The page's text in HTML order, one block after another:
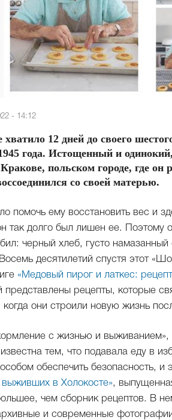
- 14:12
12 дней до своего
года. Истощенный и
польском городе, где он
со своей матерью.
помочь ему восстановить вес и
так долго был лишен ее. Поэтому
черный хлеб, густо
десятилетий спустя этот
«Медовый пирог и латкес:
представлены рецепты, которые
они строили новую жизнь
с жизнью и
известна тем, что подавала еду в
обеспечить безопасность, и
выживших в Холокосте»,
чем сборник рецептов. В
и современные